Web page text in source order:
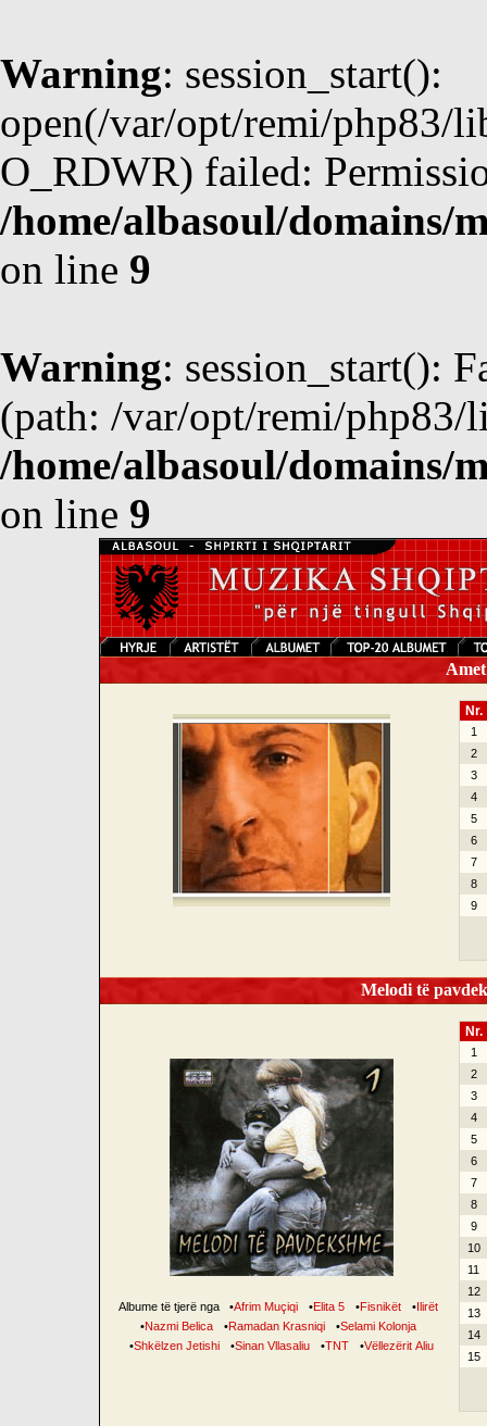
Warning: session_start():
open(/var/opt/remi/php83/
O_RDWR) failed:
/home/albasoul/domains/
on line 9
Warning: session_start():
(path: /var/opt/remi/php83/
/home/albasoul/domains/
on line 9
Nr.
1
2
3
4
5
6
7
8
9
Melodi të
Albume të tjerë nga •Afrim Muçiqi •Elita 5 •Fisnikët •Ilirët
•Nazmi Belica •Ramadan Krasniqi •Selami Kolonja
•Shkëlzen Jetishi •Sinan Vllasaliu •TNT •Vëllezërit Aliu
Nr.
1
2
3
4
5
6
7
8
9
10
11
12
13
14
15